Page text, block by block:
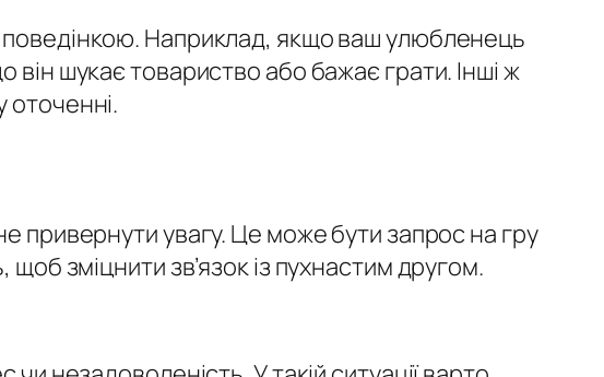
поведінкою. Наприклад, якщо ваш улюбленець
шукає товариство або бажає грати. Інші ж
оточенні.
привернути увагу. Це може бути запрос на гру
зміцнити зв’язок із пухнастим другом.